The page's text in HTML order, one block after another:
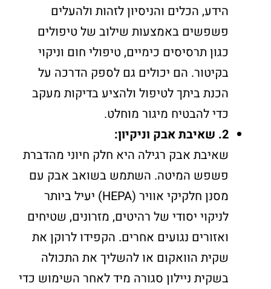
הידע, הכלים והניסיון לזהות ולהעלים
פשפשים באמצעות שילוב של טיפולים
כגון תרסיסים כימיים, טיפולי חום וניקוי
בקיטור. הם יכולים גם לספק הדרכה על
הכנת ביתך לטיפול ולהציע בדיקות מעקב
כדי להבטיח מיגור מוחלט.
2. שאיבת אבק וניקיון:
שאיבת אבק רגילה היא חלק חיוני מהדברת
פשפש המיטה. השתמש בשואב אבק עם
מסנן חלקיקי אוויר (HEPA) יעיל ביותר
לניקוי יסודי של רהיטים, מזרונים, שטיחים
ואזורים נגועים אחרים. הקפידו לרוקן את
שקית הוואקום או להשליך את התכולה
בשקית ניילון סגורה מיד לאחר השימוש כדי